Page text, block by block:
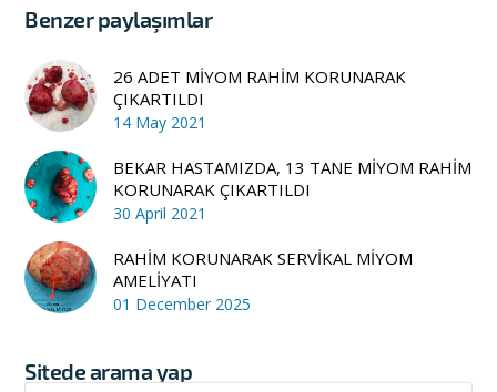
Benzer paylaşımlar
26 ADET MİYOM RAHİM KORUNARAK
ÇIKARTILDI
14 May 2021
BEKAR HASTAMIZDA, 13 TANE MİYOM RAHİM
KORUNARAK ÇIKARTILDI
30 April 2021
RAHİM KORUNARAK SERVİKAL MİYOM
AMELİYATI
01 December 2025
Sitede arama yap